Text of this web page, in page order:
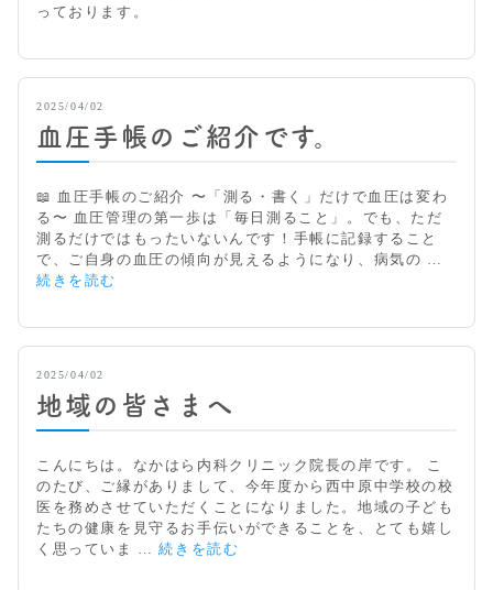
っております。
2025/04/02
血圧手帳のご紹介です。
📖 血圧手帳のご紹介 〜「測る・書く」だけで血圧は変わ
る〜 血圧管理の第一歩は「毎日測ること」。でも、ただ
測るだけではもったいないんです！手帳に記録すること
で、ご自身の血圧の傾向が見えるようになり、病気の …
続きを読む
帳
紹
す。
2025/04/02
地域の皆さまへ
こんにちは。なかはら内科クリニック院長の岸です。 こ
のたび、ご縁がありまして、今年度から西中原中学校の校
医を務めさせていただくことになりました。地域の子ども
たちの健康を見守るお手伝いができることを、とても嬉し
く思っていま …続きを読む